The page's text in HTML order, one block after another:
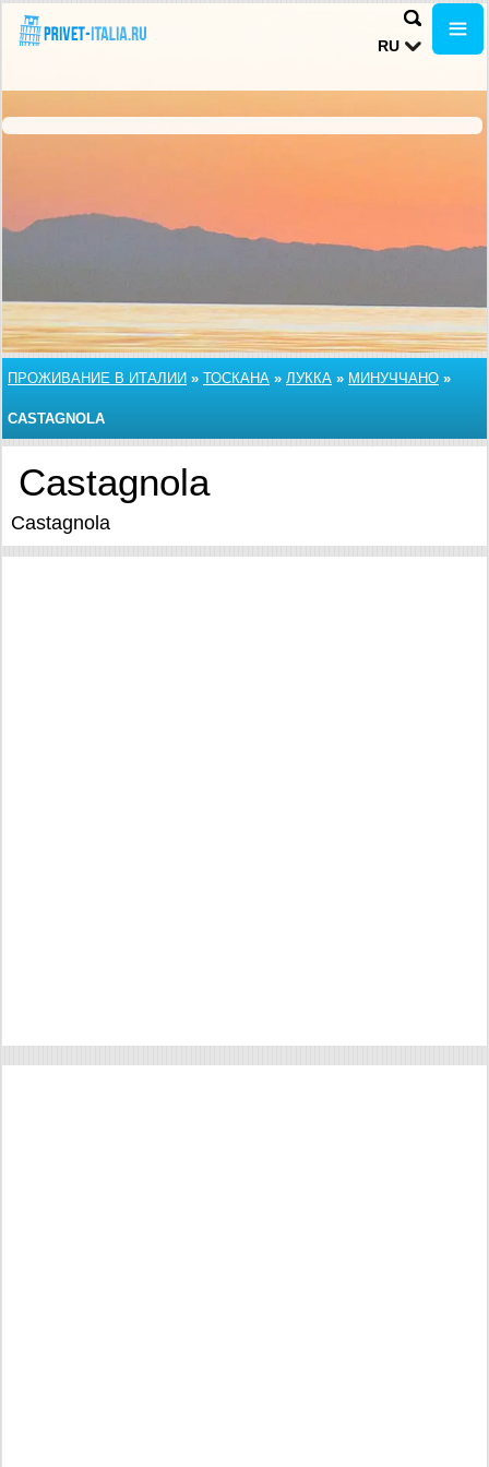
RU
ПРОЖИВАНИЕ В ИТАЛИИ » ТОСКАНА » ЛУККА » МИНУЧЧАНО »
CASTAGNOLA
Castagnola
Castagnola